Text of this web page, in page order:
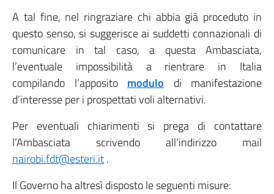
A tal fine, nel ringraziare chi abbia già proceduto in
questo senso, si suggerisce ai suddetti connazionali di
comunicare in tal caso, a questa Ambasciata,
l’eventuale impossibilità a rientrare in Italia
compilando l’apposito modulo
di manifestazione
d’interesse per i prospettati voli alternativi.
Per eventuali chiarimenti si prega di contattare
l’Ambasciata scrivendo all’indirizzo mail
nairobi.fdt@esteri.it.
Il Governo ha altresì disposto le seguenti misure: